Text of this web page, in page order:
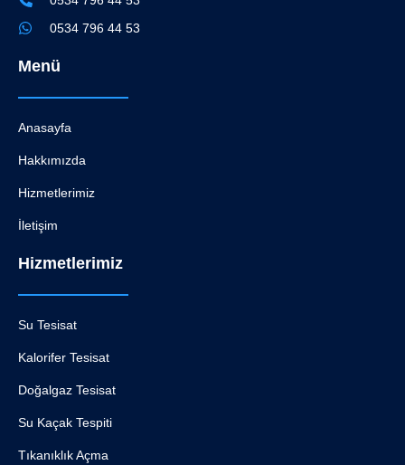
0534 796 44 53
Menü
Anasayfa
Hakkımızda
Hizmetlerimiz
İletişim
Hizmetlerimiz
Su Tesisat
Kalorifer Tesisat
Doğalgaz Tesisat
Su Kaçak Tespiti
Tıkanıklık Açma